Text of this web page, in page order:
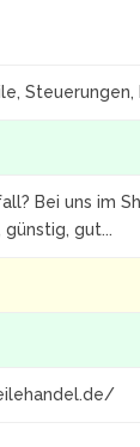
Steuerungen,
Bei uns im
günstig, gut...